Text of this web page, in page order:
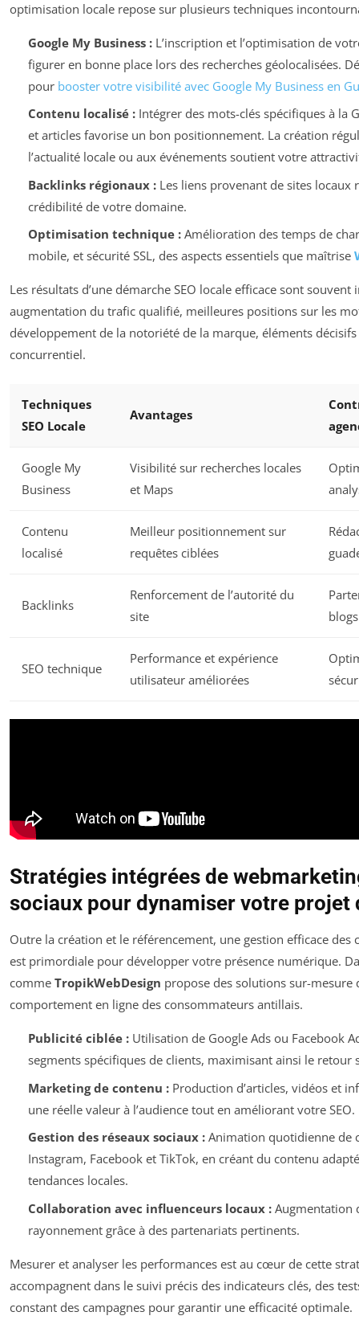
optimisation locale repose sur plusieurs techniques
Google My Business :L’inscription et l’optimisation de
figurer en bonne place lors des recherches géolocalisées.
pour booster votre visibilité avec Google My Business en
Contenu localisé :Intégrer des mots-clés spécifiques à la
et articles favorise un bon positionnement. La création
l’actualité locale ou aux événements soutient votre
Backlinks régionaux :Les liens provenant de sites locaux
crédibilité de votre domaine.
Optimisation technique :Amélioration des temps de
mobile, et sécurité SSL, des aspects essentiels que maîtrise
Les résultats d’une démarche SEO locale efficace sont
augmentation du trafic qualifié, meilleures positions sur les
développement de la notoriété de la marque, éléments
concurrentiel.
Techniques
SEO Locale
Avantages
Google My
Business
Visibilité sur recherches locales
et Maps
Contenu
localisé
Meilleur positionnement sur
requêtes ciblées
Backlinks
Renforcement de l’autorité du
site
SEO technique
Performance et expérience
utilisateur améliorées
Stratégies intégrées de
sociaux pour dynamiser votre projet
Outre la création et le référencement, une gestion efficace des
est primordiale pour développer votre présence numérique.
comme TropikWebDesign propose des solutions sur-
comportement en ligne des consommateurs antillais.
Publicité ciblée :Utilisation de Google Ads ou Facebook
segments spécifiques de clients, maximisant ainsi le retour
Marketing de contenu :Production d’articles, vidéos et
une réelle valeur à l’audience tout en améliorant votre SEO.
Gestion des réseaux sociaux :Animation quotidienne de
Instagram, Facebook et TikTok, en créant du contenu
tendances locales.
Collaboration avec influenceurs locaux :Augmentation
rayonnement grâce à des partenariats pertinents.
Mesurer et analyser les performances est au cœur de cette
accompagnent dans le suivi précis des indicateurs clés, des
constant des campagnes pour garantir une efficacité optimale.